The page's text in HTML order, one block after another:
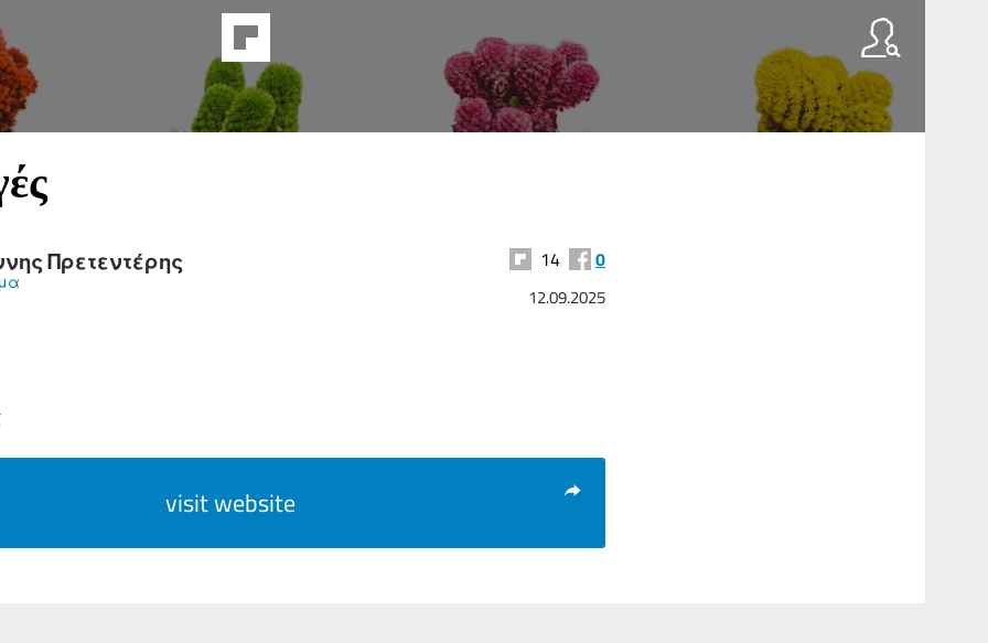
Πρετεντέρης 14 0
12.09.2025
visit website